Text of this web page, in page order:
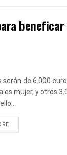
serán de 6.000
es mujer, y otros
DETAILS